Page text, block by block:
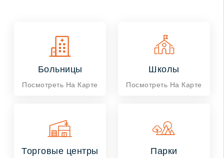
Больницы
Посмотреть На Карте
Школы
Посмотреть На Карте
Торговые центры Парки